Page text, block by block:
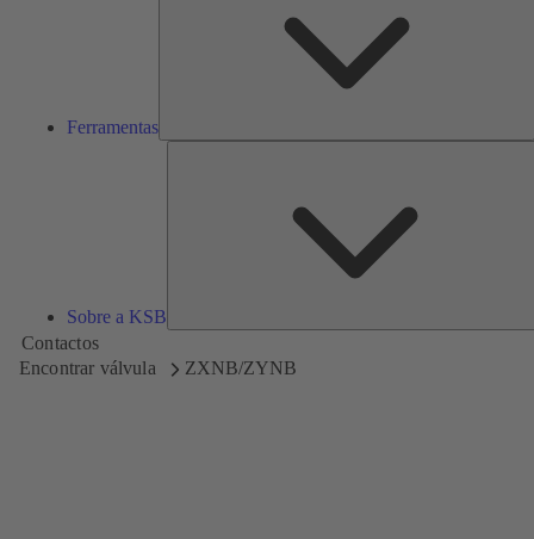
Ferramentas
Sobre a KSB
Contactos
Encontrar válvula
ZXNB/ZYNB